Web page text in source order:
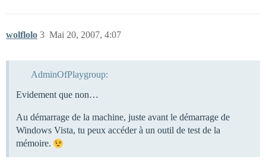
wolflolo Mai 20, 2007, 4:07
3
AdminOfPlaygroup:
Evidement que non…
Au démarrage de la machine, juste avant le démarrage de
Windows Vista, tu peux accéder à un outil de test de la
mémoire.